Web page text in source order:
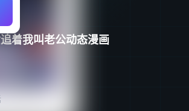
着我叫老公动态漫画